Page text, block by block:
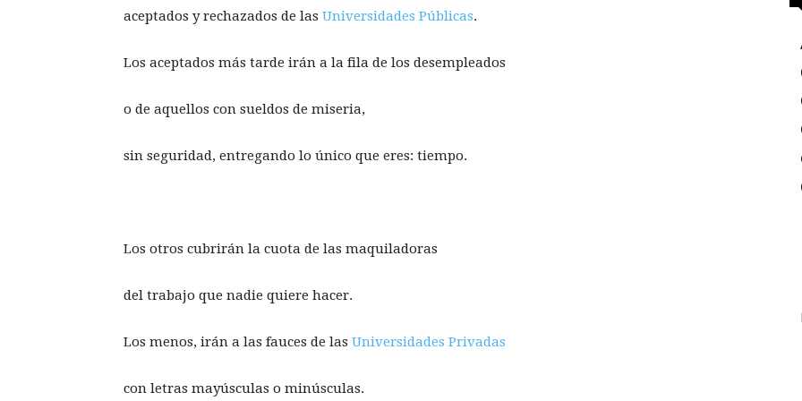
aceptados y rechazados de las Universidades Públicas.
Los aceptados más tarde irán a la fila de los desempleados
o de aquellos con sueldos de miseria,
sin seguridad, entregando lo único que eres: tiempo.
Los otros cubrirán la cuota de las maquiladoras
del trabajo que nadie quiere hacer.
Los menos, irán a las fauces de las Universidades Privadas
con letras mayúsculas o minúsculas.